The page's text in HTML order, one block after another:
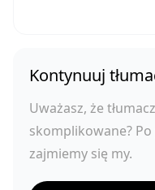
Kontynuuj
Uważasz, że
skomplikowane?
zajmiemy się my.